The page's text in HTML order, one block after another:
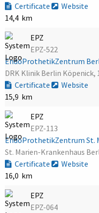
Certificate
Website
14,4 km
EPZ
EPZ-522
EndoProthetikZentrum
DRK Klinik Berlin Köpenick,
Certificate
Website
15,9 km
EPZ
EPZ-113
EndoProthetikZentrum St.
St. Marien-Krankenhaus
Certificate
Website
16,0 km
EPZ
EPZ-064